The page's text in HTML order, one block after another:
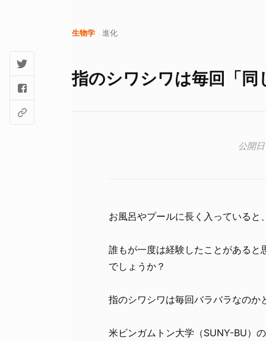
生物学 進化
指のシワシワは毎回「
お風呂やプールに長く入っている
誰もが一度は経験したことがある
でしょうか？
指のシワシワは毎回バラバラなの
米ビンガムトン大学（SUNY-BU）